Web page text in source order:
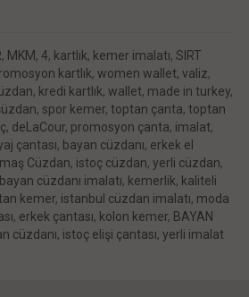
, MKM, 4, kartlık, kemer imalatı, SIRT
kartlık, women wallet, valiz,
, kredi kartlık, wallet, made in turkey,
, spor kemer, toptan çanta, toptan
, deLaCour, promosyon çanta, imalat,
çantası, bayan cüzdanı, erkek el
Cüzdan, istoç cüzdan, yerli cüzdan,
bayan cüzdanı imalatı, kemerlik, kaliteli
kemer, istanbul cüzdan imalatı, moda
, erkek çantası, kolon kemer, BAYAN
cüzdanı, istoç elişi çantası, yerli imalat